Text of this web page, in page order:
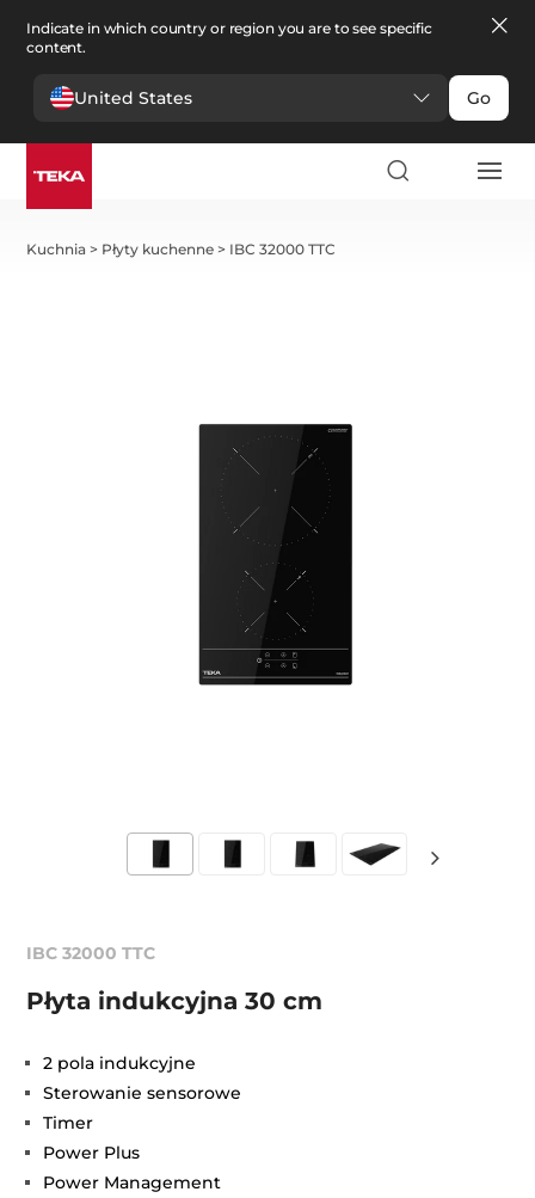
Indicate in which country or region you are to see specific
content.
United States Go
Kuchnia > Płyty kuchenne > IBC 32000 TTC
IBC 32000 TTC
Płyta indukcyjna 30 cm
2 pola indukcyjne
Sterowanie sensorowe
Timer
Power Plus
Power Management